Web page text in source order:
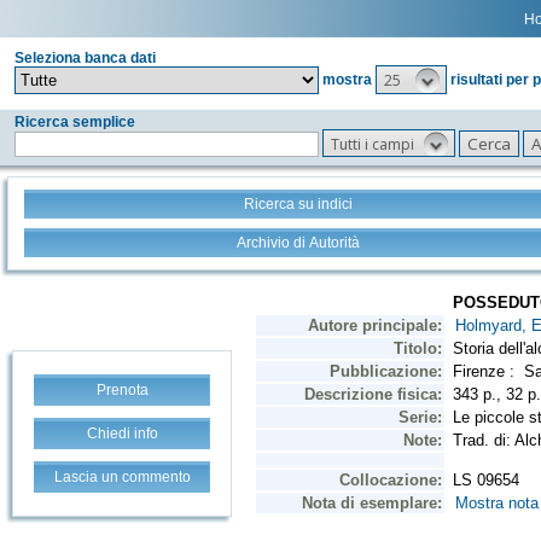
Seleziona banca dati
mostra
25 risultati per
Ricerca semplice
Tutti i campi
Ricerca su indici
Archivio di Autorità
Prenota
Chiedi info
Lascia un commento